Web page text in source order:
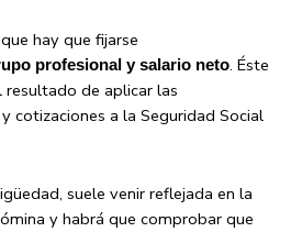
hay que fijarse
profesional y salario neto. Éste
de aplicar las
cotizaciones a la Seguridad Social
suele venir reflejada en la
y habrá que comprobar que